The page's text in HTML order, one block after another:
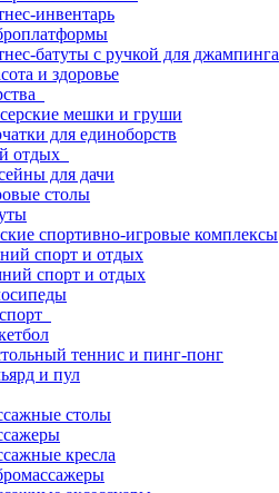
инвентарь
батуты с ручкой для джампинга
и здоровье
мешки и груши
для единоборств
отдых
для дачи
столы
спортивно-игровые комплексы
спорт и отдых
спорт и отдых
теннис и пинг-понг
и пул
столы
кресла